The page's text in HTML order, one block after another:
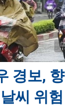
경보,
씨 위험